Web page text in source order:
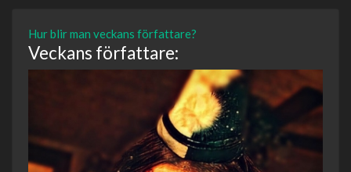
Hur blir man veckans författare?
Veckans författare: